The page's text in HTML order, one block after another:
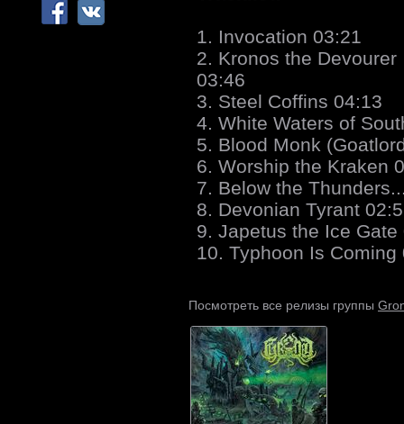
1. Invocation 03:21
2. Kronos the Devourer
03:46
3. Steel Coffins 04:13
4. White Waters of
5. Blood Monk
6. Worship the Kraken
7. Below the
8. Devonian Tyrant
9. Japetus the Ice Gate
10. Typhoon Is Coming
Посмотреть все релизы группы